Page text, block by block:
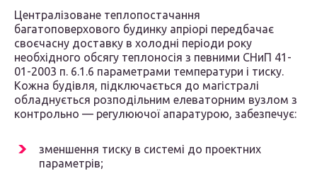
Централізоване теплопостачання
багатоповерхового будинку апріорі передбачає
своєчасну доставку в холодні періоди року
необхідного обсягу теплоносія з певними СНиП 41-
01-2003 п. 6.1.6 параметрами температури і тиску.
Кожна будівля, підключається до магістралі
обладнується розподільним елеваторним вузлом з
контрольно — регулюючої апаратурою, забезпечує:
зменшення тиску в системі до проектних
параметрів;